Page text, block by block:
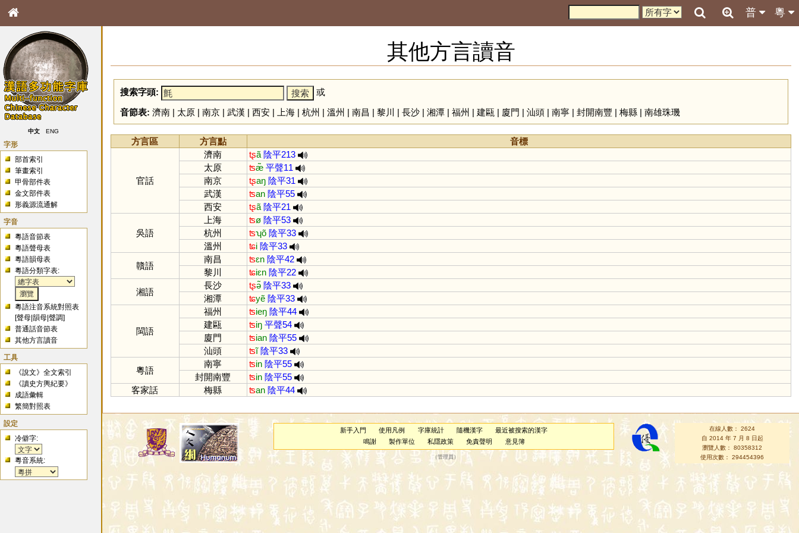
粵
普
中文 ENG
字形
部首索引
筆畫索引
甲骨部件表
金文部件表
形義源流通解
字音
粵語音節表
粵語聲母表
粵語韻母表
粵語分類字表:
粵語注音系統對照表
[聲母 |韻母 |聲調]
普通話音節表
其他方言讀音
工具
《說文》全文索引
《讀史方輿紀要》
成語彙輯
繁簡對照表
設定
冷僻字:
粵音系統:
其他方言讀音
搜索字頭:
或
音節表: 濟南| 太原| 南京| 武漢 | 西安| 上海| 杭州 | 溫州 | 南昌 | 黎川 | 長沙| 湘潭| 福州 | 建甌 | 廈門 | 汕頭| 南寧| 封開南豐 | 梅縣| 南雄珠璣
方言區 方言點 音標
官話
濟南 tʂã 陰平213
太原
ʦæ̃ 平聲11
南京
tʂaŋ 陰平31
武漢
ʦan 陰平55
西安
tʂã 陰平21
吳語
上海 ʦø 陰平53
杭州
ʦʮõ 陰平33
溫州
ʨi 陰平33
贛語
南昌 ʦɛn 陰平42
黎川
ʨiɛn 陰平22
湘語
長沙 tʂə̃ 陰平33
湘潭
ʨyẽ 陰平33
閩語
福州 ʦieŋ 陰平44
建甌
ʦiŋ 平聲54
廈門
ʦian 陰平55
汕頭
ʦĩ 陰平33
粵語
南寧 ʦin 陰平55
封開南豐
ʦin 陰平55
客家話
梅縣 ʦan 陰平44
新手入門 使用凡例 字庫統計 隨機漢字
最近被搜索的漢字
鳴謝
製作單位 私隱政策 免責聲明 意見簿
（管理員 ）
在線人數： 2624
自 2014 年 7 月 8 日起
瀏覽人數： 80358312
使用次數： 294454396